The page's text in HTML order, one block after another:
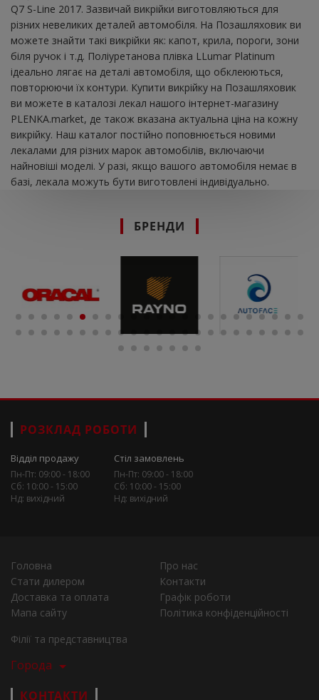
Q7 S-Line 2017. Зазвичай викрійки виготовляються для
різних невеликих деталей автомобіля. На Позашляховик ви
можете знайти такі викрійки як: капот, крила, пороги, зони
біля ручок і т.д. Поліуретанова плівка LLumar Platinum
ідеально лягає на деталі автомобіля, що обклеюються,
повторюючи їх контури. Купити викрійку на Позашляховик
ви можете в каталозі лекал нашого інтернет-магазину
PLENKA.market, де також вказана актуальна ціна на кожну
викрійку. Наш каталог постійно поповнюється новими
лекалами для різних марок автомобілів, включаючи
найновіші моделі. У разі, якщо вашого автомобіля немає в
базі, лекала можуть бути виготовлені індивідуально.
БРЕНДИ
РОЗКЛАД РОБОТИ
Відділ продажу
Пн-Пт: 09:00 - 18:00
Сб: 10:00 - 15:00
Нд: вихідний
Стіл замовлень
Пн-Пт: 09:00 - 18:00
Сб: 10:00 - 15:00
Нд: вихідний
Головна
Про нас
Стати дилером
Контакти
Доставка та оплата
Графік роботи
Мапа сайту
Політика конфіденційності
Філії та представництва
Города
КОНТАКТИ